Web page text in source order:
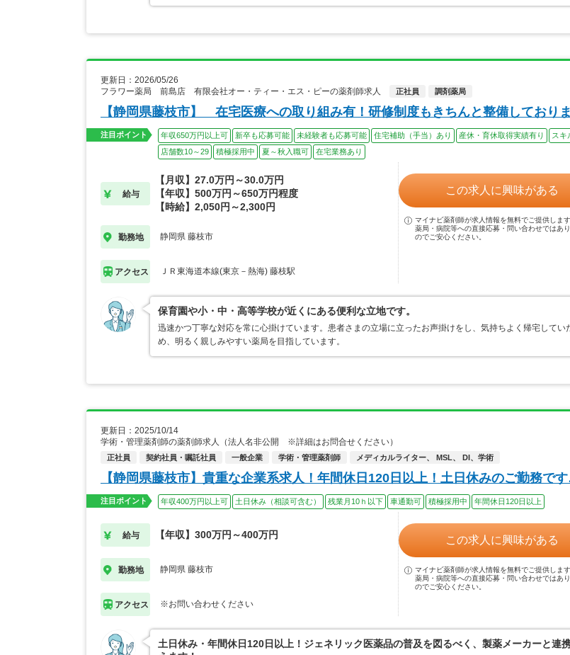
更新日：2026/05/26
フラワー薬局 前島店 有限会社オー・ティー・エス・ピーの薬剤師求人
正社員 調剤薬局
【静岡県藤枝市】 在宅医療への取り組み有！研修制度もきちんと整備しておりま
注目ポイント 年収650万円以上可 新卒も応募可能 未経験者も応募可能 住宅補助（手当）あり 産休・育休取得実績有り スキ
店舗数10～29
積極採用中 夏～秋入職可 在宅業務あり
給与
【月収】27.0万円～30.0万円
【年収】500万円～650万円程度
【時給】2,050円～2,300円
勤務地 静岡県 藤枝市
アクセス ＪＲ東海道本線(東京－熱海) 藤枝駅
この求人に興味がある
マイナビ薬剤師が求人情報を無料でご提供します
薬局・病院等への直接応募・問い合わせではあ
のでご安心ください。
保育園や小・中・高等学校が近くにある便利な立地です。
迅速かつ丁寧な対応を常に心掛けています。患者さまの立場に立ったお声掛けをし、気持ちよく帰宅してい
め、明るく親しみやすい薬局を目指しています。
更新日：2025/10/14
学術・管理薬剤師の薬剤師求人（法人名非公開 ※詳細はお問合せください）
正社員 契約社員・嘱託社員 一般企業 学術・管理薬剤師 メディカルライター、 MSL、 DI、学術
【静岡県藤枝市】貴重な企業系求人！年間休日120日以上！土日休みのご勤務です
注目ポイント 年収400万円以上可 土日休み（相談可含む） 残業月10ｈ以下 車通勤可 積極採用中 年間休日120日以上
給与 【年収】300万円～400万円
勤務地 静岡県 藤枝市
アクセス ※お問い合わせください
この求人に興味がある
マイナビ薬剤師が求人情報を無料でご提供します
薬局・病院等への直接応募・問い合わせではあ
のでご安心ください。
土日休み・年間休日120日以上！ジェネリック医薬品の普及を図るべく、製薬メーカーと連